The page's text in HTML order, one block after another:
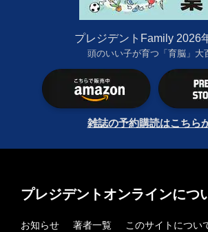
プレジデントFamily 2026
頭のいい子が育つ「育脳」大
雑誌の予約購読はこちら
プレジデントオンラインにつ
お知らせ 著者一覧
このサイトについ